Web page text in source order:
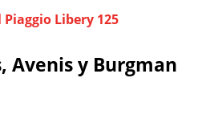
Libery 125
Avenis y Burgman